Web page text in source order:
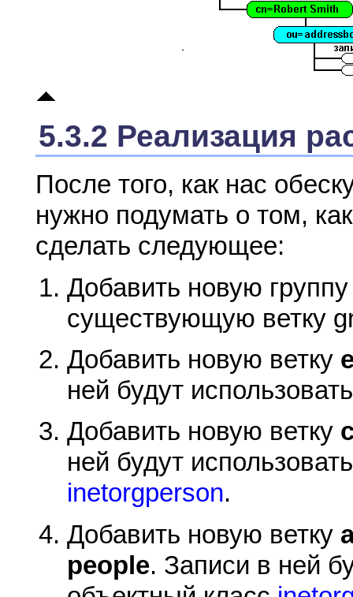
5.3.2 Реализация
После того, как нас
нужно подумать о том,
сделать следующее:
Добавить новую
существующую ветку
Добавить новую ветку
ней будут
Добавить новую ветку
ней будут
inetorgperson.
Добавить новую ветку
people. Записи в ней